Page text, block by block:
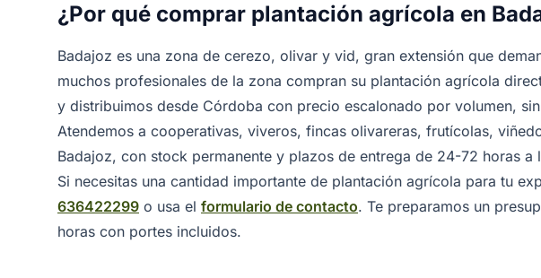
¿Por qué comprar plantación agrícola en
Badajoz es una zona de cerezo, olivar y vid, gran extensión que
muchos profesionales de la zona compran su plantación agrícola
y distribuimos desde Córdoba con precio escalonado por volumen,
Atendemos a cooperativas, viveros, fincas olivareras, frutícolas,
Badajoz, con stock permanente y plazos de entrega de 24-72 horas
Si necesitas una cantidad importante de plantación agrícola para tu
636422299 o usa el formulario de contacto. Te preparamos un
horas con portes incluidos.